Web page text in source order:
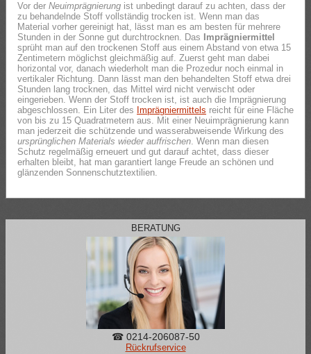
Vor der Neuimprägnierung ist unbedingt darauf zu achten, dass der
zu behandelnde Stoff vollständig trocken ist. Wenn man das
Material vorher gereinigt hat, lässt man es am besten für mehrere
Stunden in der Sonne gut durchtrocknen. Das
Imprägniermittel
sprüht man auf den trockenen Stoff aus einem Abstand von etwa 15
Zentimetern möglichst gleichmäßig auf. Zuerst geht man dabei
horizontal vor, danach wiederholt man die Prozedur noch einmal in
vertikaler Richtung. Dann lässt man den behandelten Stoff etwa drei
Stunden lang trocknen, das Mittel wird nicht verwischt oder
eingerieben. Wenn der Stoff trocken ist, ist auch die Imprägnierung
abgeschlossen. Ein Liter des Imprägniermittels reicht für eine Fläche
von bis zu 15 Quadratmetern aus. Mit einer Neuimprägnierung kann
man jederzeit die schützende und wasserabweisende Wirkung des
ursprünglichen Materials wieder auffrischen. Wenn man diesen
Schutz regelmäßig erneuert und gut darauf achtet, dass dieser
erhalten bleibt, hat man garantiert lange Freude an schönen und
glänzenden Sonnenschutztextilien.
BERATUNG
☎ 0214-206087-50
Rückrufservice